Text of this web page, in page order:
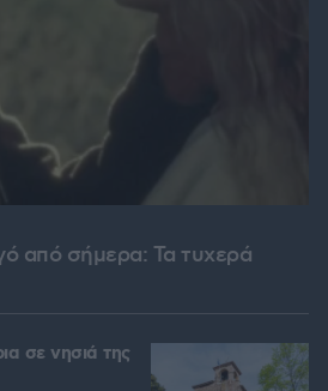
από σήμερα: Τα τυχερά
σε νησιά της